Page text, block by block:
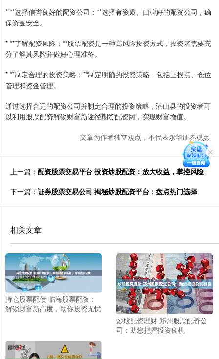
* **选择信誉良好的配资公司：**选择有资质、口碑好的配资公司，确
保资金安全。
* **了解配资风险：**股票配资是一种高风险投资方式，投资者需要充
分了解其风险并做好心理准备。
* **制定合理的投资策略：**制定明确的投资策略，包括止损点、仓位
管理和资金管理。
通过选择合适的配资公司并制定合理的投资策略，潜山县的投资者可
以利用股票配资解锁财富新途径期货配资网，实现财富增值。
文章为作者独立观点，不代表永华证券观点
上一篇： 配资股票交易平台 投资炒股配资：放大收益，掌控风险
下一篇： 证券股票交易公司 揭秘炒股配资平台：盘点热门选择
相关文章
持仓股票配债 临海股票配资：
解锁财富新高度，助你投资无忧
炒股配资理财 郑州股票配资公
司：助您把握投资良机